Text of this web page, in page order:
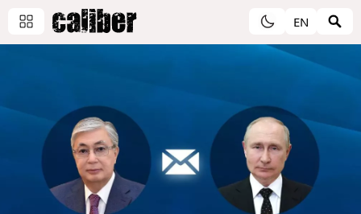
EN